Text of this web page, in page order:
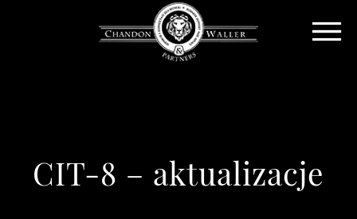
CIT-8 – aktualizacje